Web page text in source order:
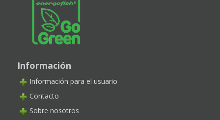
Información
Información para el usuario
Contacto
Sobre nosotros